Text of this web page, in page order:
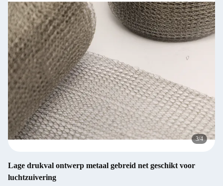
4/4
Lage drukval ontwerp metaal gebreid net geschikt voor
luchtzuivering